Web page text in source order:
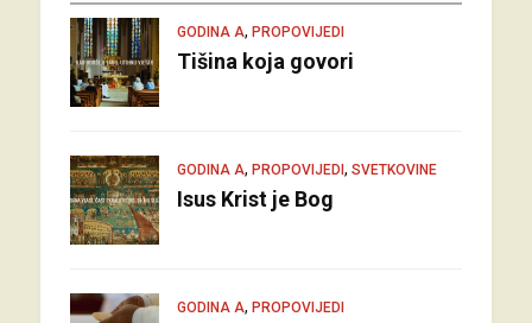
GODINA A, PROPOVIJEDI
Tišina koja govori
GODINA A, PROPOVIJEDI , SVETKOVINE
Isus Krist je Bog
GODINA A, PROPOVIJEDI